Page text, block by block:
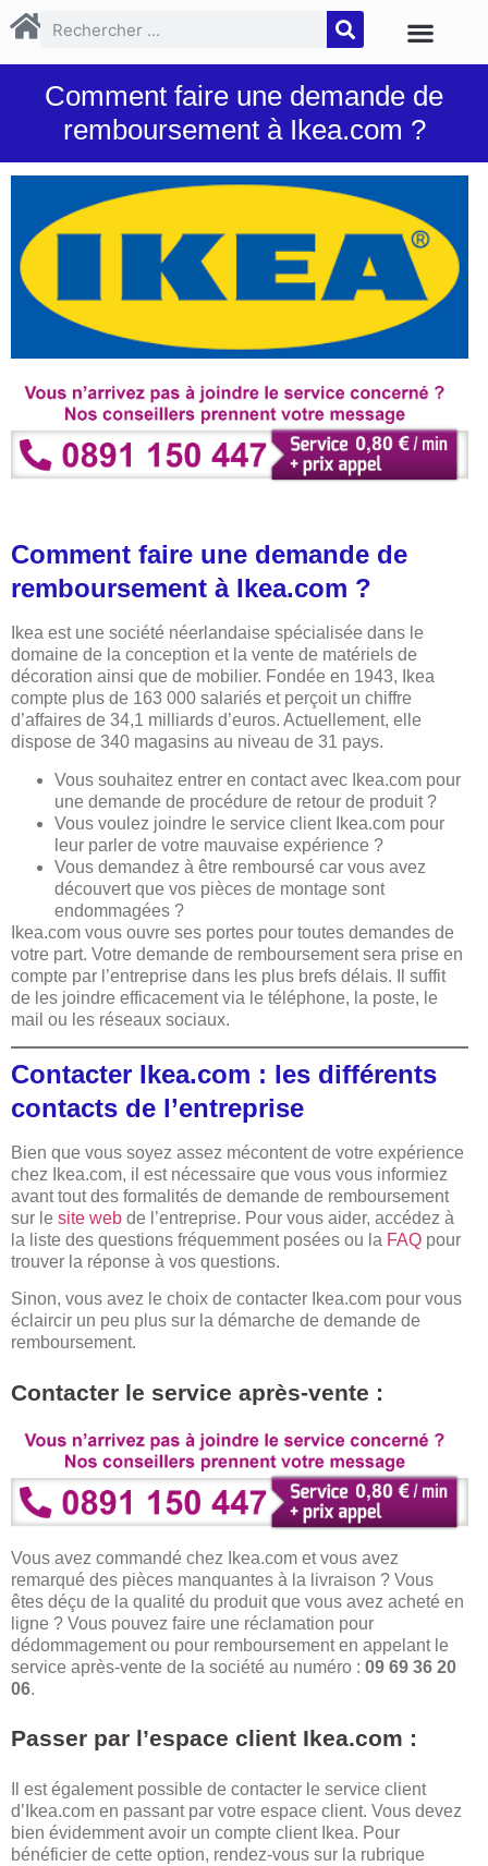
Comment faire une demande de
remboursement à Ikea.com ?
Comment faire une demande de
remboursement à Ikea.com ?
Ikea est une société néerlandaise spécialisée dans le
domaine de la conception et la vente de matériels de
décoration ainsi que de mobilier. Fondée en 1943, Ikea
compte plus de 163 000 salariés et perçoit un chiffre
d’affaires de 34,1 milliards d’euros. Actuellement, elle
dispose de 340 magasins au niveau de 31 pays.
Vous souhaitez entrer en contact avec Ikea.com pour
une demande de procédure de retour de produit ?
Vous voulez joindre le service client Ikea.com pour
leur parler de votre mauvaise expérience ?
Vous demandez à être remboursé car vous avez
découvert que vos pièces de montage sont
endommagées ?
Ikea.com vous ouvre ses portes pour toutes demandes de
votre part. Votre demande de remboursement sera prise en
compte par l’entreprise dans les plus brefs délais. Il suffit
de les joindre efficacement via le téléphone, la poste, le
mail ou les réseaux sociaux.
Contacter Ikea.com : les différents
contacts de l’entreprise
Bien que vous soyez assez mécontent de votre expérience
chez Ikea.com, il est nécessaire que vous vous informiez
avant tout des formalités de demande de remboursement
sur le site web de l’entreprise. Pour vous aider, accédez à
la liste des questions fréquemment posées ou la FAQ pour
trouver la réponse à vos questions.
Sinon, vous avez le choix de contacter Ikea.com pour vous
éclaircir un peu plus sur la démarche de demande de
remboursement.
Contacter le service après-vente :
Vous avez commandé chez Ikea.com et vous avez
remarqué des pièces manquantes à la livraison ? Vous
êtes déçu de la qualité du produit que vous avez acheté en
ligne ? Vous pouvez faire une réclamation pour
dédommagement ou pour remboursement en appelant le
service après-vente de la société au numéro : 09 69 36 20
06.
Passer par l’espace client Ikea.com :
Il est également possible de contacter le service client
d’Ikea.com en passant par votre espace client. Vous devez
bien évidemment avoir un compte client Ikea. Pour
bénéficier de cette option, rendez-vous sur la rubrique